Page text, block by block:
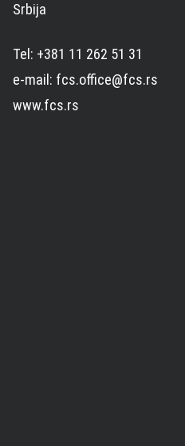
Srbija
Tel: +381 11 262 51 31
e-mail: fcs.office@fcs.rs
www.fcs.rs